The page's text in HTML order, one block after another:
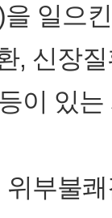
일으
, 신장
이 있
위부불